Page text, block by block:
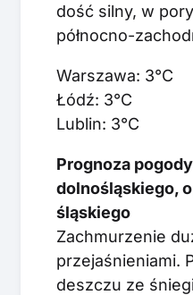
dość silny, w
północno-
Warszawa: 3°C
Łódź: 3°C
Lublin: 3°C
Prognoza
dolnośląskiego,
śląskiego
Zachmurzenie
przejaśnieniami.
deszczu ze